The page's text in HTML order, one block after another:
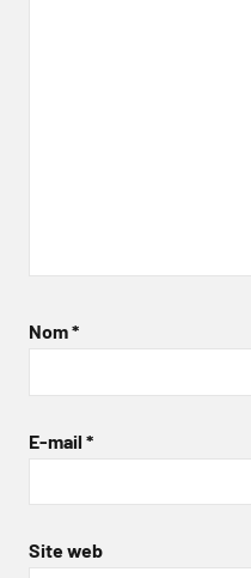
Nom*
E-mail *
Site web